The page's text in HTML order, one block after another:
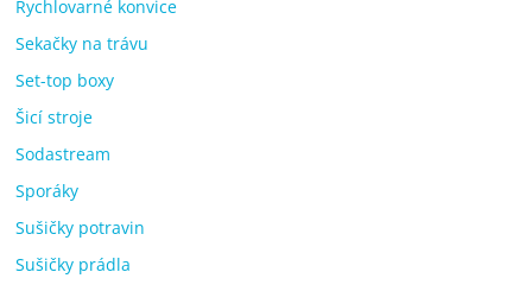
Rychlovarné konvice
Sekačky na trávu
Set-top boxy
Šicí stroje
Sodastream
Sporáky
Sušičky potravin
Sušičky prádla